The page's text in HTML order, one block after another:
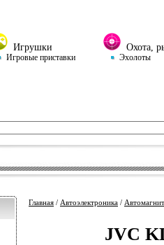
Игрушки
Игровые приставки
Охота,
Эхолоты
Главная / Автоэлектроника /
JVC